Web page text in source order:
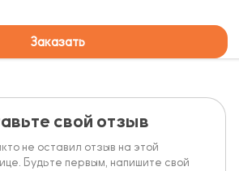
Заказать
свой отзыв
не оставил отзыв на этой
Будьте первым, напишите свой